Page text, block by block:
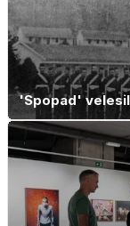
'Spopad'